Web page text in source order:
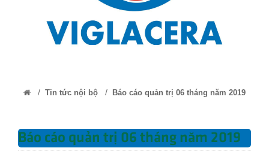
/ Tin tức nội bộ / Báo cáo quản trị 06 tháng năm 2019
Báo cáo quản trị 06 tháng năm 2019